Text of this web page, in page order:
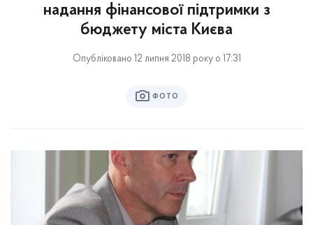
надання фінансової підтримки з
бюджету міста Києва
Опубліковано 12 липня 2018 року о 17:31
ФОТО